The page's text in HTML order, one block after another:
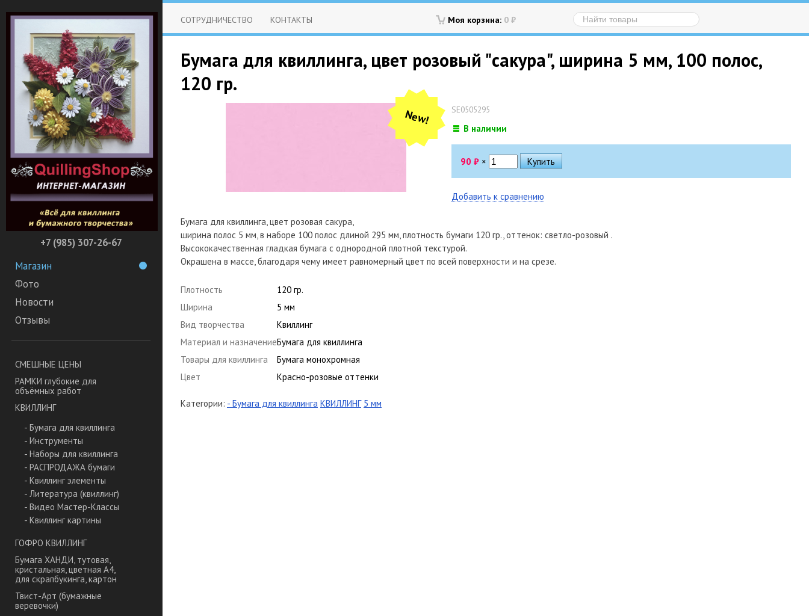
+7 (985) 307-26-67
Магазин
Фото
Новости
Отзывы
СМЕШНЫЕ ЦЕНЫ
РАМКИ глубокие для
объёмных работ
КВИЛЛИНГ
- Бумага для квиллинга
- Инструменты
- Наборы для квиллинга
- РАСПРОДАЖА бумаги
- Квиллинг элементы
- Литература (квиллинг)
- Видео Мастер-Классы
- Квиллинг картины
ГОФРО КВИЛЛИНГ
Бумага ХАНДИ, тутовая,
кристальная, цветная А4,
для скрапбукинга, картон
Твист-Арт (бумажные
веревочки)
Моя корзина: 0 ₽
СОТРУДНИЧЕСТВО КОНТАКТЫ
Бумага для квиллинга, цвет розовый "сакура", ширина 5 мм, 100 полос,
120 гр.
New! SE0505295
В наличии
90 ₽ ×
Добавить к сравнению
Бумага для квиллинга, цвет розовая сакура,
ширина полос 5 мм, в наборе 100 полос длиной 295 мм, плотность бумаги 120 гр., оттенок: светло-розовый .
Высококачественная гладкая бумага с однородной плотной текстурой.
Окрашена в массе, благодаря чему имеет равномерный цвет по всей поверхности и на срезе.
Плотность
120 гр.
Ширина
5 мм
Вид творчества
Квиллинг
Материал и назначениеБумага для квиллинга
Товары для квиллинга
Бумага монохромная
Цвет
Красно-розовые оттенки
Категории: - Бумага для квиллинга КВИЛЛИНГ 5 мм